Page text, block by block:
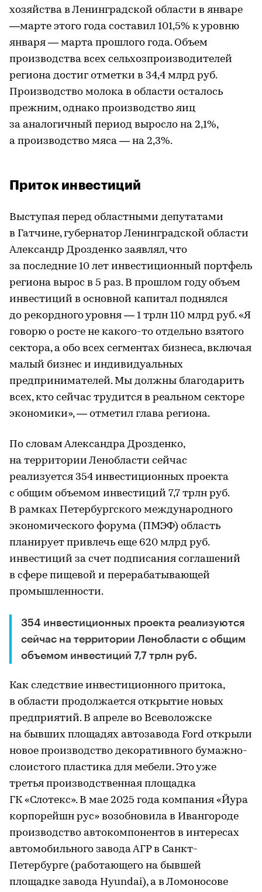
хозяйства в Ленинградской области в январе
—марте этого года составил 101,5% к уровню
января — марта прошлого года. Объем
производства всех сельхозпроизводителей
региона достиг отметки в 34,4 млрд руб.
Производство молока в области осталось
прежним, однако производство яиц
за аналогичный период выросло на 2,1%,
а производство мяса — на 2,3%.
Приток инвестиций
Выступая перед областными депутатами
в Гатчине, губернатор Ленинградской области
Александр Дрозденко заявлял, что
за последние 10 лет инвестиционный портфель
региона вырос в 5 раз. В прошлом году объем
инвестиций в основной капитал поднялся
до рекордного уровня — 1 трлн 110 млрд руб. «Я
говорю о росте не какого-то отдельно взятого
сектора, а обо всех сегментах бизнеса, включая
малый бизнес и индивидуальных
предпринимателей. Мы должны благодарить
всех, кто сейчас трудится в реальном секторе
экономики», — отметил глава региона.
По словам Александра Дрозденко,
на территории Ленобласти сейчас
реализуется 354 инвестиционных проекта
с общим объемом инвестиций 7,7 трлн руб.
В рамках Петербургского международного
экономического форума (ПМЭФ) область
планирует привлечь еще 620 млрд руб.
инвестиций за счет подписания соглашений
в сфере пищевой и перерабатывающей
промышленности.
354 инвестиционных проекта реализуются
сейчас на территории Ленобласти с общим
объемом инвестиций 7,7 трлн руб.
Как следствие инвестиционного притока,
в области продолжается открытие новых
предприятий. В апреле во Всеволожске
на бывших площадях автозавода Ford открыли
новое производство декоративного бумажно-
слоистого пластика для мебели. Это уже
третья производственная площадка
ГК «Слотекс». В мае 2025 года компания «Йура
корпорейшн рус» возобновила в Ивангороде
производство автокомпонентов в интересах
автомобильного завода АГР в Санкт-
Петербурге (работающего на бывшей
площадке завода Hyundai), а в Ломоносове